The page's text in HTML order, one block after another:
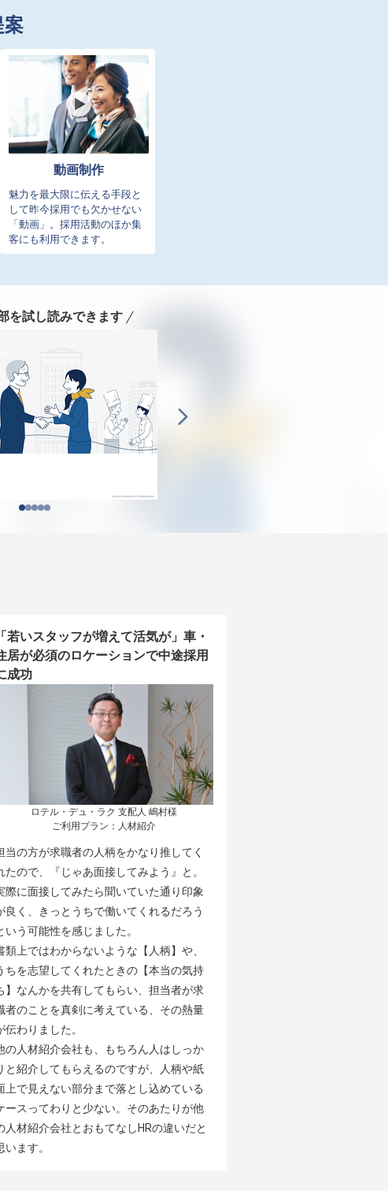
動画制作
魅力を最大限に伝える手段と
して昨今採用でも欠かせない
「動画」。採用活動のほか集
客にも利用できます。
を試し読みできます
「若いスタッフが増えて活気が」車・
居が必須のロケーションで中途採用
成功
ロテル・デュ・ラク 支配人 嶋村様
ご利用プラン：人材紹介
当の方が求職者の人柄をかなり推してく
たので、『じゃあ面接してみよう』と。
際に面接してみたら聞いていた通り印象
良く、きっとうちで働いてくれるだろう
いう可能性を感じました。
類上ではわからないような【人柄】や、
ちを志望してくれたときの【本当の気持
】なんかを共有してもらい、担当者が求
者のことを真剣に考えている、その熱量
伝わりました。
の人材紹介会社も、もちろん人はしっか
と紹介してもらえるのですが、人柄や紙
上で見えない部分まで落とし込めている
ースってわりと少ない。そのあたりが他
人材紹介会社とおもてなしHRの違いだと
います。